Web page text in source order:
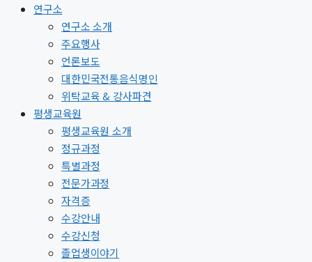
연구소
연구소 소개
주요행사
언론보도
대한민국전통음식명인
위탁교육 & 강사파견
평생교육원
평생교육원 소개
정규과정
특별과정
전문가과정
자격증
수강안내
수강신청
졸업생이야기